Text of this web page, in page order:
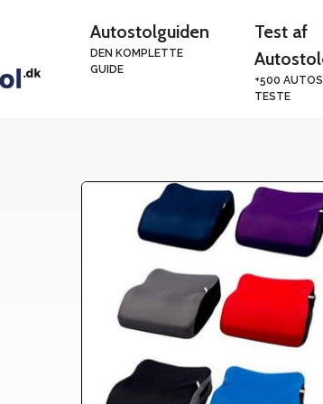
Autostolguiden
DEN KOMPLETTE
GUIDE
Test af
+500
TESTE